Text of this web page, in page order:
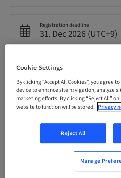
Registration deadline
31. Dec 2026 (UTC+9)
Price per Participant (local taxes
JPY 15000.00
Language
0.00 Points
Cookie Settings
By clicking “Accept All Cookies”, you agree
device to enhance site navigation, analyze
marketing efforts. By clicking “Reject All”
website to function will be stored. Privacy
Reject All
Manage